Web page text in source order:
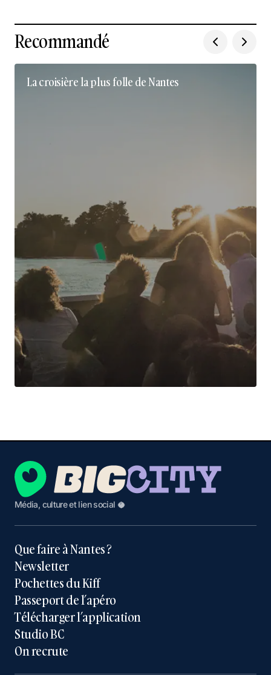
Recommandé
La croisière la plus folle de Nantes
Média, culture et lien social 🥥
Que faire à Nantes ?
Newsletter
Pochettes du Kiff
Passeport de l’apéro
Télécharger l’application
Studio BC
On recrute